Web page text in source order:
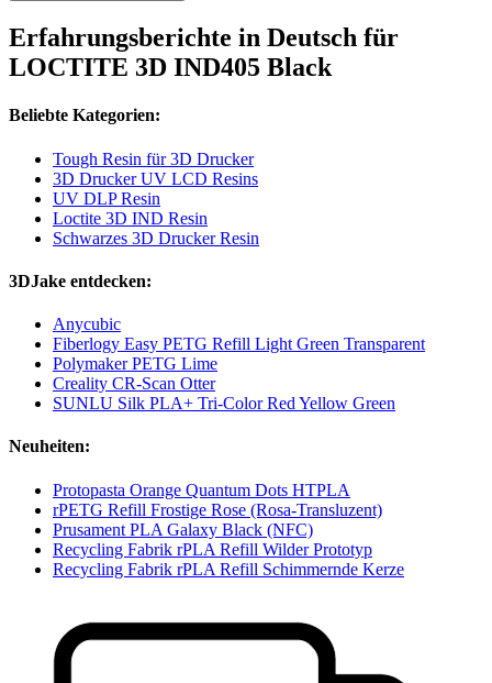
Erfahrungsberichte in Deutsch für
LOCTITE 3D IND405 Black
Beliebte Kategorien:
Tough Resin für 3D Drucker
3D Drucker UV LCD Resins
UV DLP Resin
Loctite 3D IND Resin
Schwarzes 3D Drucker Resin
3DJake entdecken:
Anycubic
Fiberlogy Easy PETG Refill Light Green Transparent
Polymaker PETG Lime
Creality CR-Scan Otter
SUNLU Silk PLA+ Tri-Color Red Yellow Green
Neuheiten:
Protopasta Orange Quantum Dots HTPLA
rPETG Refill Frostige Rose (Rosa-Transluzent)
Prusament PLA Galaxy Black (NFC)
Recycling Fabrik rPLA Refill Wilder Prototyp
Recycling Fabrik rPLA Refill Schimmernde Kerze